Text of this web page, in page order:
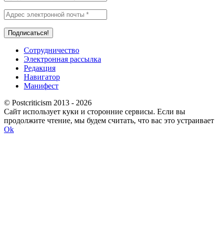
Сотрудничество
Электронная рассылка
Редакция
Навигатор
Манифест
© Postcriticism 2013 - 2026
Сайт использует куки и сторонние сервисы. Если вы
продолжите чтение, мы будем считать, что вас это устраивает
Ok